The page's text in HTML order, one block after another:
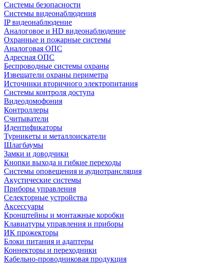
Системы безопасности
Системы видеонаблюдения
IP видеонаблюдение
Аналоговое и HD видеонаблюдение
Охранные и пожарные системы
Аналоговая ОПС
Адресная ОПС
Беспроводные системы охраны
Извещатели охраны периметра
Источники вторичного электропитания
Системы контроля доступа
Видеодомофония
Контроллеры
Считыватели
Идентификаторы
Турникеты и металлоискатели
Шлагбаумы
Замки и доводчики
Кнопки выхода и гибкие переходы
Системы оповещения и аудиотрансляция
Акустические системы
Приборы управления
Селекторные устройства
Аксессуары
Кронштейны и монтажные коробки
Клавиатуры управления и приборы
ИК прожекторы
Блоки питания и адаптеры
Коннекторы и переходники
Кабельно-проводниковая продукция